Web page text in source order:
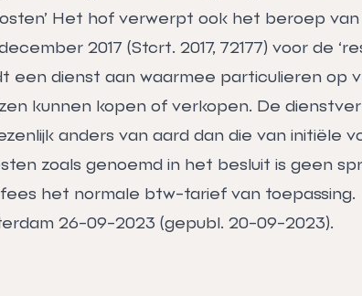
Het hof verwerpt ook het beroep
2017 (Stcrt. 2017, 72177) voor de
een dienst aan waarmee particulieren op
kunnen kopen of verkopen. De
anders van aard dan die van initiële
zoals genoemd in het besluit is geen
het normale btw-tarief van toepassing.
26-09-2023 (gepubl. 20-09-2023).